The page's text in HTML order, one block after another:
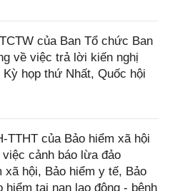
của Ban Tổ chức Ban
về việc trả lời kiến nghị
họp thứ Nhất, Quốc hội
TTHT của Bảo hiểm xã hội
cảnh báo lừa đảo
xã hội, Bảo hiểm y tế, Bảo
hiểm tai nạn lao động - bệnh